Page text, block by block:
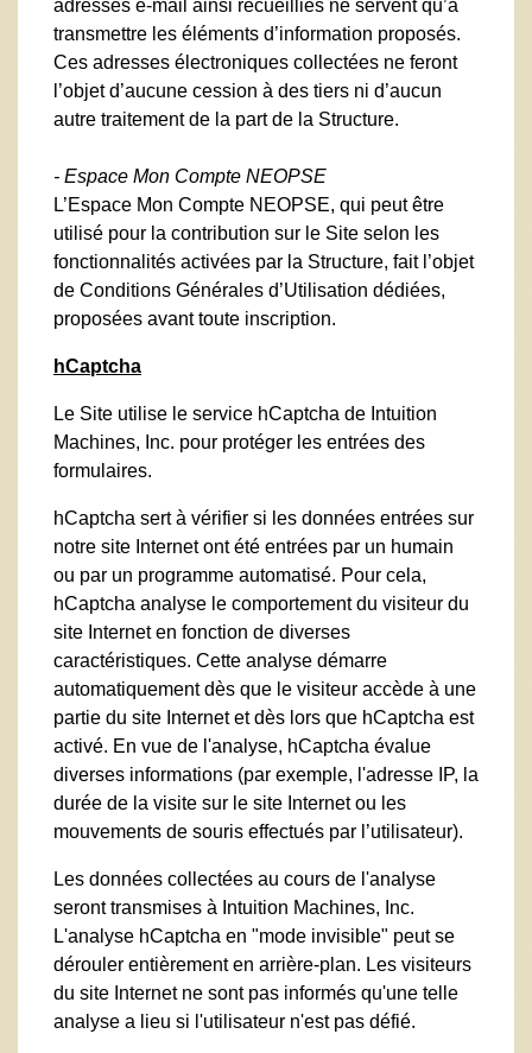
adresses e-mail ainsi recueillies ne servent qu’à
transmettre les éléments d’information proposés.
Ces adresses électroniques collectées ne feront
l’objet d’aucune cession à des tiers ni d’aucun
autre traitement de la part de la Structure.
- Espace Mon Compte NEOPSE
L’Espace Mon Compte NEOPSE, qui peut être
utilisé pour la contribution sur le Site selon les
fonctionnalités activées par la Structure, fait l’objet
de Conditions Générales d’Utilisation dédiées,
proposées avant toute inscription.
hCaptcha
Le Site utilise le service hCaptcha de Intuition
Machines, Inc. pour protéger les entrées des
formulaires.
hCaptcha sert à vérifier si les données entrées sur
notre site Internet ont été entrées par un humain
ou par un programme automatisé. Pour cela,
hCaptcha analyse le comportement du visiteur du
site Internet en fonction de diverses
caractéristiques. Cette analyse démarre
automatiquement dès que le visiteur accède à une
partie du site Internet et dès lors que hCaptcha est
activé. En vue de l'analyse, hCaptcha évalue
diverses informations (par exemple, l'adresse IP, la
durée de la visite sur le site Internet ou les
mouvements de souris effectués par l’utilisateur).
Les données collectées au cours de l'analyse
seront transmises à Intuition Machines, Inc.
L'analyse hCaptcha en "mode invisible" peut se
dérouler entièrement en arrière-plan. Les visiteurs
du site Internet ne sont pas informés qu'une telle
analyse a lieu si l'utilisateur n'est pas défié.